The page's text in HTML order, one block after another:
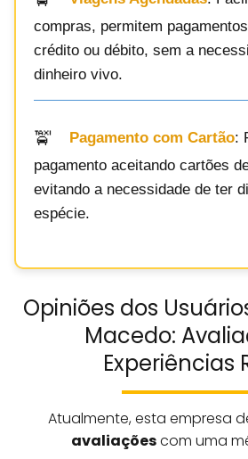
compras, permitem
crédito ou débito, sem a
dinheiro vivo.
Pagamento com Cartão:
pagamento aceitando cartões
evitando a necessidade de ter
espécie.
Opiniões dos
Macedo:
Experiências
Atualmente, esta empresa
avaliaçõescom uma